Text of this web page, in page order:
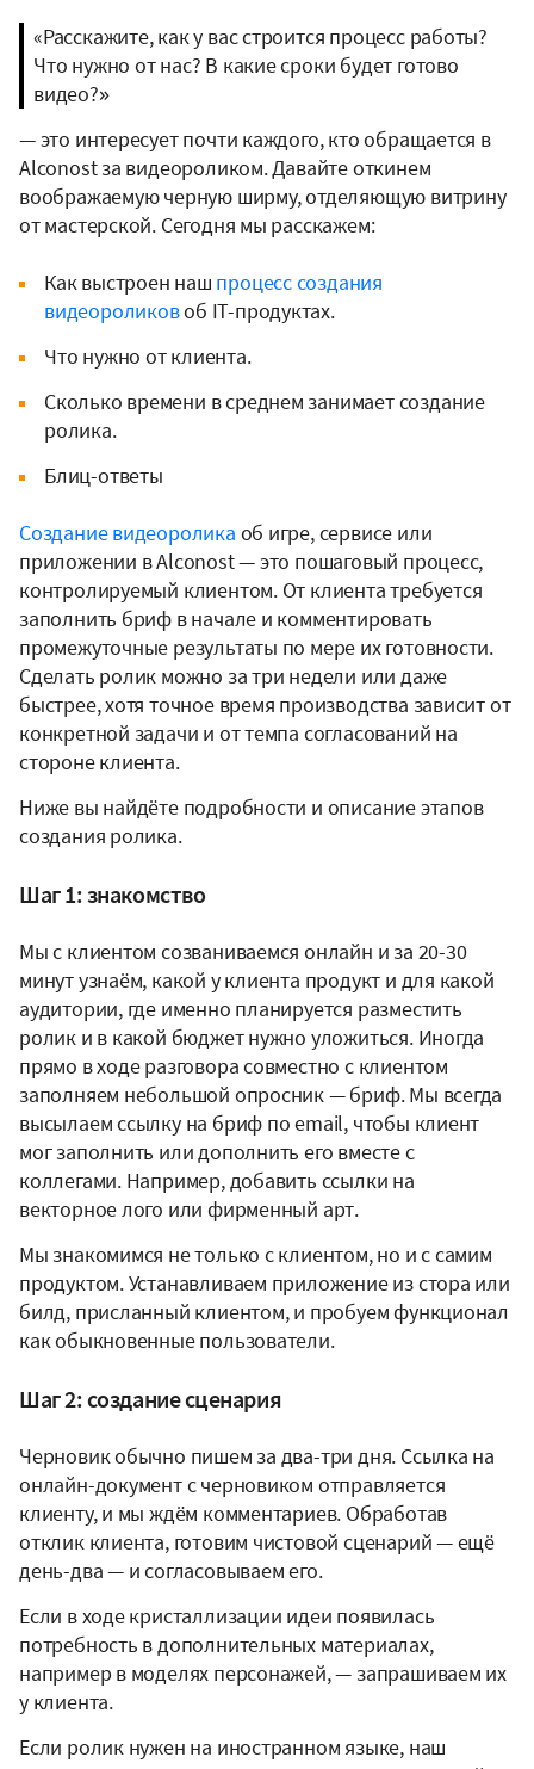
«Расскажите, как у вас строится процесс работы?
Что нужно от нас? В какие сроки будет готово
видео?»
— это интересует почти каждого, кто обращается в
Alconost за видеороликом. Давайте откинем
воображаемую черную ширму, отделяющую витрину
от мастерской. Сегодня мы расскажем:
Как выстроен наш процесс создания
видеороликовоб IT-продуктах.
Что нужно от клиента.
Сколько времени в среднем занимает создание
ролика.
Блиц-ответы
Создание видеоролика об игре, сервисе или
приложении в Alconost — это пошаговый процесс,
контролируемый клиентом. От клиента требуется
заполнить бриф в начале и комментировать
промежуточные результаты по мере их готовности.
Сделать ролик можно за три недели или даже
быстрее, хотя точное время производства зависит от
конкретной задачи и от темпа согласований на
стороне клиента.
Ниже вы найдёте подробности и описание этапов
создания ролика.
Шаг 1: знакомство
Мы с клиентом созваниваемся онлайн и за 20-30
минут узнаём, какой у клиента продукт и для какой
аудитории, где именно планируется разместить
ролик и в какой бюджет нужно уложиться. Иногда
прямо в ходе разговора совместно с клиентом
заполняем небольшой опросник — бриф. Мы всегда
высылаем ссылку на бриф по email, чтобы клиент
мог заполнить или дополнить его вместе с
коллегами. Например, добавить ссылки на
векторное лого или фирменный арт.
Мы знакомимся не только с клиентом, но и с самим
продуктом. Устанавливаем приложение из стора или
билд, присланный клиентом, и пробуем функционал
как обыкновенные пользователи.
Шаг 2: создание сценария
Черновик обычно пишем за два-три дня. Ссылка на
онлайн-документ с черновиком отправляется
клиенту, и мы ждём комментариев. Обработав
отклик клиента, готовим чистовой сценарий — ещё
день-два — и согласовываем его.
Если в ходе кристаллизации идеи появилась
потребность в дополнительных материалах,
например в моделях персонажей, — запрашиваем их
у клиента.
Если ролик нужен на иностранном языке, наш